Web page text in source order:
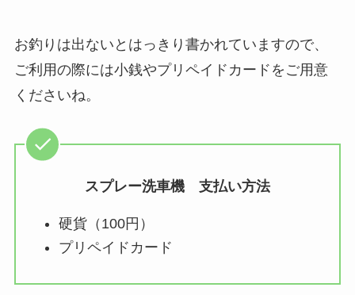
お釣りは出ないとはっきり書かれていますので、
ご利用の際には小銭やプリペイドカードをご用意
くださいね。
スプレー洗車機 支払い方法
硬貨（100円）
プリペイドカード